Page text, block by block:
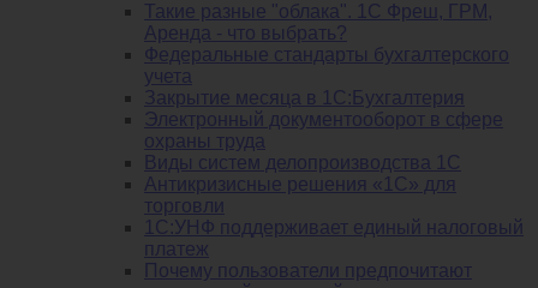
Такие разные "облака". 1С Фреш, ГРМ,
Аренда - что выбрать?
Федеральные стандарты бухгалтерского
учета
Закрытие месяца в 1С:Бухгалтерия
Электронный документооборот в сфере
охраны труда
Виды систем делопроизводства 1C
Антикризисные решения «1С» для
торговли
1С:УНФ поддерживает единый налоговый
платеж
Почему пользователи предпочитают